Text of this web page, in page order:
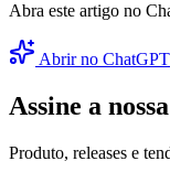
Abra este artigo no
Abrir no ChatGPT
Assine a
Produto, releases e